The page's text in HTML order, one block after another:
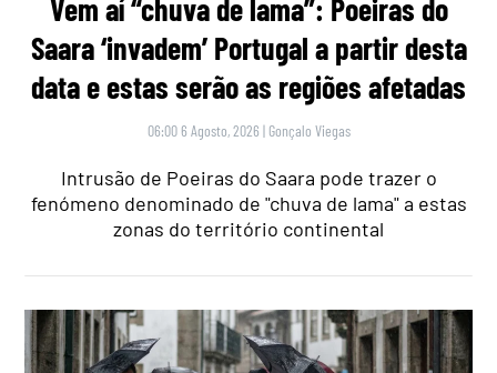
Vem aí “chuva de lama”: Poeiras do
Saara ‘invadem’ Portugal a partir desta
data e estas serão as regiões afetadas
06:00 6 Agosto, 2026 | Gonçalo Viegas
Intrusão de Poeiras do Saara pode trazer o
fenómeno denominado de "chuva de lama" a estas
zonas do território continental